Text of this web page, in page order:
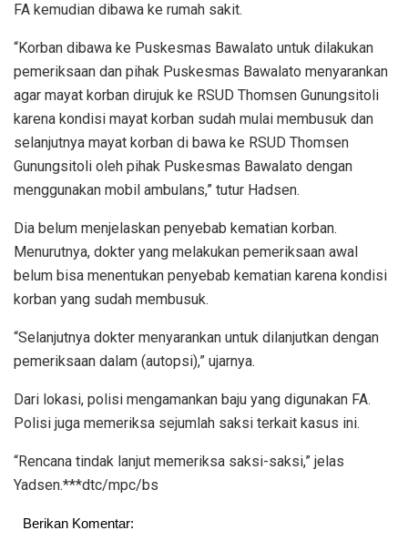
FA kemudian dibawa ke rumah sakit.
“Korban dibawa ke Puskesmas Bawalato untuk dilakukan
pemeriksaan dan pihak Puskesmas Bawalato menyarankan
agar mayat korban dirujuk ke RSUD Thomsen Gunungsitoli
karena kondisi mayat korban sudah mulai membusuk dan
selanjutnya mayat korban di bawa ke RSUD Thomsen
Gunungsitoli oleh pihak Puskesmas Bawalato dengan
menggunakan mobil ambulans,” tutur Hadsen.
Dia belum menjelaskan penyebab kematian korban.
Menurutnya, dokter yang melakukan pemeriksaan awal
belum bisa menentukan penyebab kematian karena kondisi
korban yang sudah membusuk.
“Selanjutnya dokter menyarankan untuk dilanjutkan dengan
pemeriksaan dalam (autopsi),” ujarnya.
Dari lokasi, polisi mengamankan baju yang digunakan FA.
Polisi juga memeriksa sejumlah saksi terkait kasus ini.
“Rencana tindak lanjut memeriksa saksi-saksi,” jelas
Yadsen.***dtc/mpc/bs
Berikan Komentar: